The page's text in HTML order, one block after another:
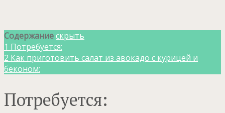
Содержаниескрыть
1 Потребуется:
2 Как приготовить салат из авокадо с курицей и
беконом:
Потребуется: